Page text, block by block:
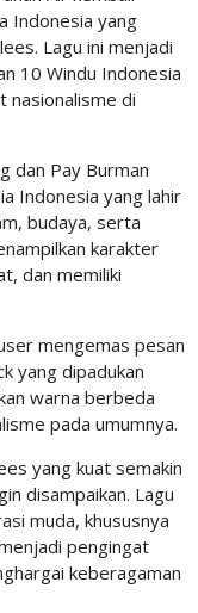
Indonesia yang
Lagu ini menjadi
10 Windu Indonesia
nasionalisme di
dan Pay Burman
Indonesia yang lahir
budaya, serta
karakter
dan memiliki
mengemas pesan
yang dipadukan
warna berbeda
pada umumnya.
yang kuat semakin
disampaikan. Lagu
muda, khususnya
pengingat
keberagaman